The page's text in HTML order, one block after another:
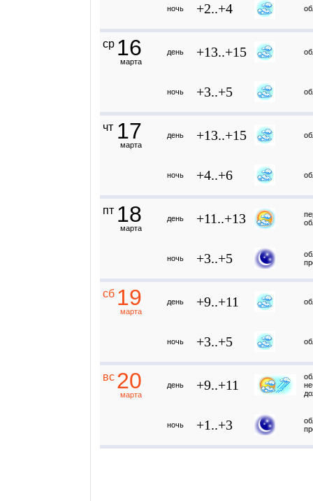
ночь +2..+4
ср 16
марта
день +13..+15
ночь +3..+5
чт 17
марта
день +13..+15
ночь +4..+6
пт 18
марта
день +11..+13
ночь +3..+5
сб 19
марта
день +9..+11
ночь +3..+5
вс 20
марта
день +9..+11
ночь +1..+3